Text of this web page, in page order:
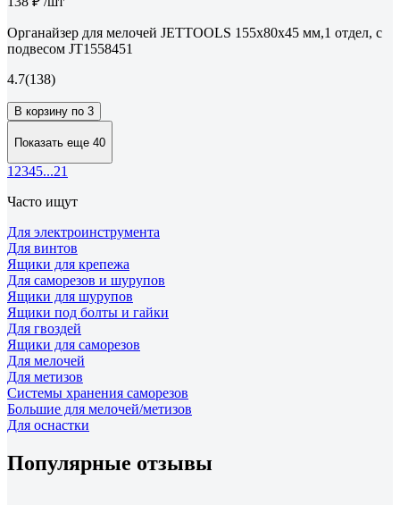
Органайзер для мелочей JETTOOLS 155x80x45 мм,1 отдел, с
подвесом JT1558451
4.7(138)
В корзину по 3
Показать еще 40
1 2345...21
Часто ищут
Для электроинструмента
Для винтов
Ящики для крепежа
Для саморезов и шурупов
Ящики для шурупов
Ящики под болты и гайки
Для гвоздей
Ящики для саморезов
Для мелочей
Для метизов
Cистемы хранения саморезов
Большие для мелочей/метизов
Для оснастки
Популярные отзывы